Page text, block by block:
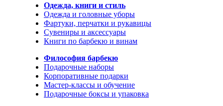
Одежда, книги и стиль
Одежда и головные уборы
Фартуки, перчатки и рукавицы
Сувениры и аксессуары
Книги по барбекю и винам
Философия барбекю
Подарочные наборы
Корпоративные подарки
Мастер-классы и обучение
Подарочные боксы и упаковка